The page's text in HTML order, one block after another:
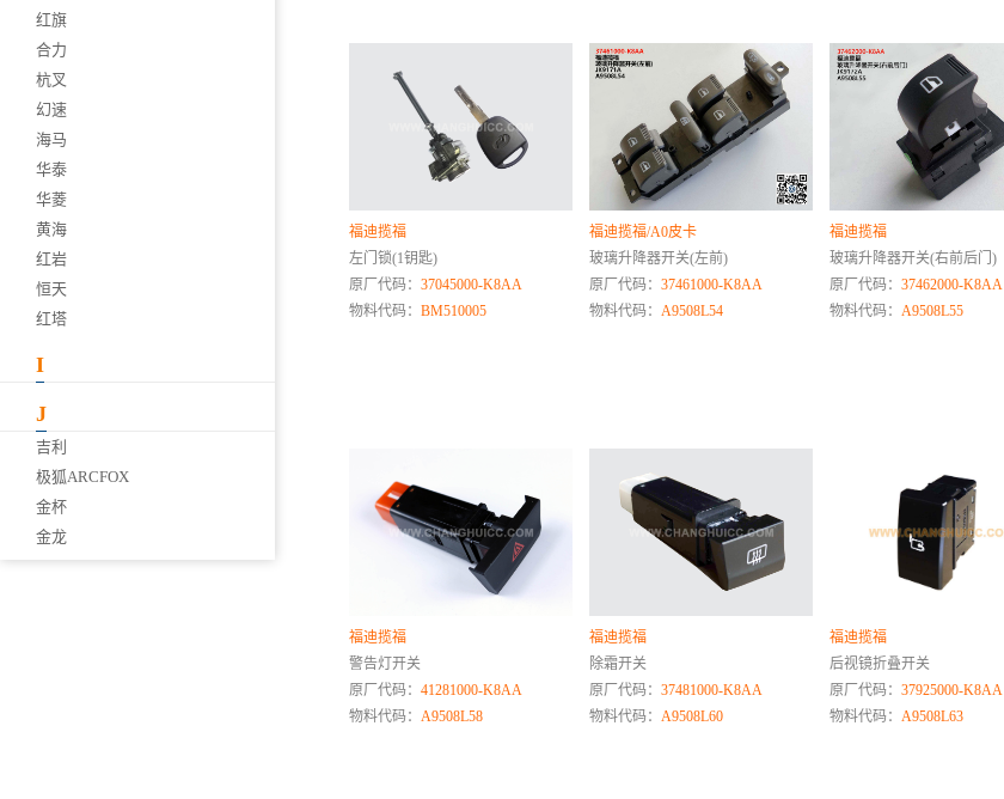
红旗
合力
杭叉
幻速
海马
华泰
华菱
黄海
红岩
恒天
红塔
I
J
吉利
极狐ARCFOX
金杯
金龙
福迪揽福
左门锁(1钥匙)
原厂代码： 37045000-K8AA
物料代码： BM510005
福迪揽福/A0皮卡
玻璃升降器开关(左前)
原厂代码： 37461000-K8AA
物料代码： A9508L54
福迪揽福
玻璃升降器开关(右前后门)
原厂代码： 37462000-K8AA
物料代码： A9508L55
福迪揽福
警告灯开关
原厂代码： 41281000-K8AA
物料代码： A9508L58
福迪揽福
除霜开关
原厂代码： 37481000-K8AA
物料代码： A9508L60
福迪揽福
后视镜折叠开关
原厂代码： 37925000-K8AA
物料代码： A9508L63